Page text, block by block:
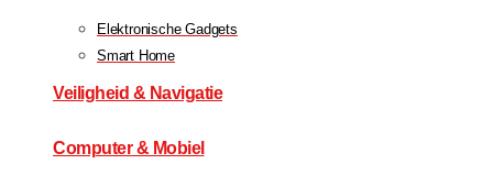
Elektronische Gadgets
Smart Home
Veiligheid & Navigatie
Computer & Mobiel